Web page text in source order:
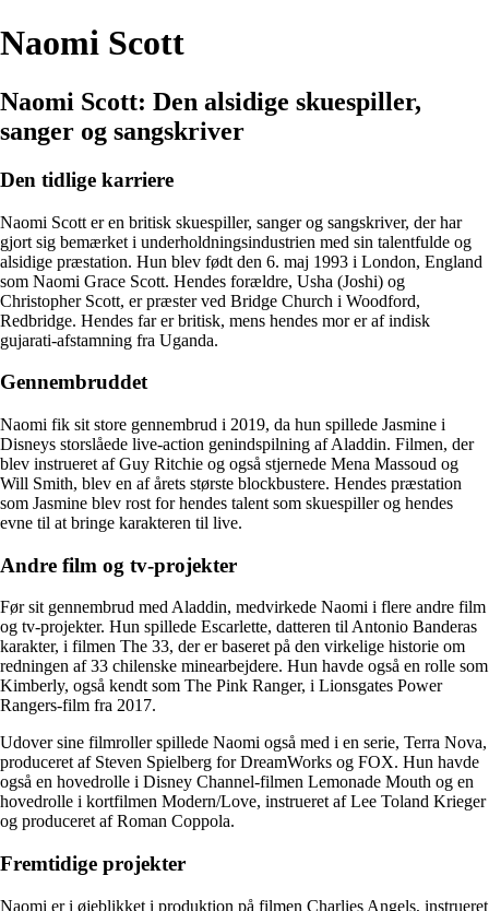
Naomi Scott
Naomi Scott: Den alsidige skuespiller,
sanger og sangskriver
Den tidlige karriere
Naomi Scott er en britisk skuespiller, sanger og sangskriver, der har
gjort sig bemærket i underholdningsindustrien med sin talentfulde og
alsidige præstation. Hun blev født den 6. maj 1993 i London, England
som Naomi Grace Scott. Hendes forældre, Usha (Joshi) og
Christopher Scott, er præster ved Bridge Church i Woodford,
Redbridge. Hendes far er britisk, mens hendes mor er af indisk
gujarati-afstamning fra Uganda.
Gennembruddet
Naomi fik sit store gennembrud i 2019, da hun spillede Jasmine i
Disneys storslåede live-action genindspilning af Aladdin. Filmen, der
blev instrueret af Guy Ritchie og også stjernede Mena Massoud og
Will Smith, blev en af årets største blockbustere. Hendes præstation
som Jasmine blev rost for hendes talent som skuespiller og hendes
evne til at bringe karakteren til live.
Andre film og tv-projekter
Før sit gennembrud med Aladdin, medvirkede Naomi i flere andre film
og tv-projekter. Hun spillede Escarlette, datteren til Antonio Banderas
karakter, i filmen The 33, der er baseret på den virkelige historie om
redningen af 33 chilenske minearbejdere. Hun havde også en rolle som
Kimberly, også kendt som The Pink Ranger, i Lionsgates Power
Rangers-film fra 2017.
Udover sine filmroller spillede Naomi også med i en serie, Terra Nova,
produceret af Steven Spielberg for DreamWorks og FOX. Hun havde
også en hovedrolle i Disney Channel-filmen Lemonade Mouth og en
hovedrolle i kortfilmen Modern/Love, instrueret af Lee Toland Krieger
og produceret af Roman Coppola.
Fremtidige projekter
Naomi er i øjeblikket i produktion på filmen Charlies Angels, instrueret